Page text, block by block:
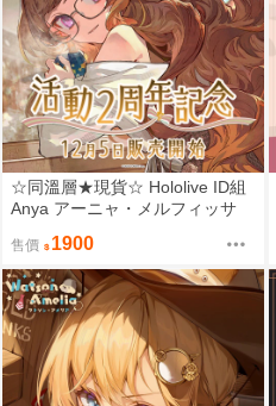
☆同溫層★現貨☆ Hololive ID組
Anya アーニャ・メルフィッサ
售價 1900